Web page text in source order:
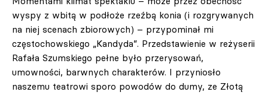
wyspy z wbitą w podłoże rzeźbą konia (i rozgrywanych
na niej scenach zbiorowych) – przypominał mi
częstochowskiego „Kandyda”. Przedstawienie w reżyserii
Rafała Szumskiego pełne było przerysowań,
umowności, barwnych charakterów. I przyniosło
naszemu teatrowi sporo powodów do dumy, ze Złotą